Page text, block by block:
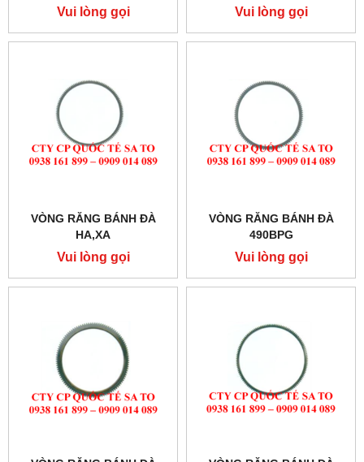
Vui lòng gọi Vui lòng gọi
VÒNG RĂNG BÁNH ĐÀ
HA,XA
Vui lòng gọi
VÒNG RĂNG BÁNH ĐÀ
490BPG
Vui lòng gọi